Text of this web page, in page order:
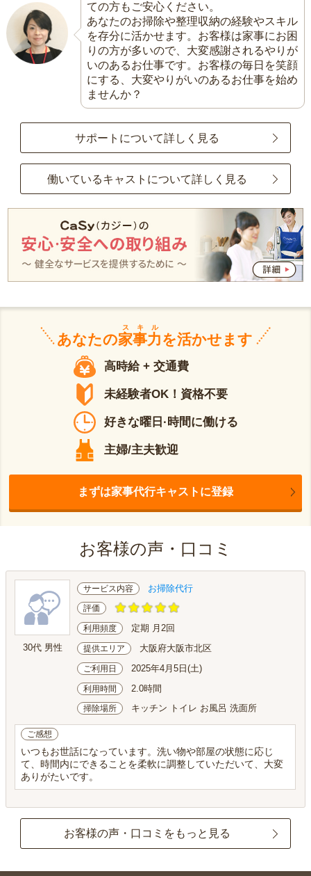
ての方もご安心ください。
あなたのお掃除や整理収納の経験やスキル
を存分に活かせます。お客様は家事にお困
りの方が多いので、大変感謝されるやりが
いのあるお仕事です。お客様の毎日を笑顔
にする、大変やりがいのあるお仕事を始め
ませんか？
サポートについて詳しく見る
働いているキャストについて詳しく見る
あなたの家事力
スキル
を活かせます
高時給 + 交通費
未経験者OK！資格不要
好きな曜日·時間に働ける
主婦/主夫歓迎
まずは家事代行キャストに登録
お客様の声・口コミ
30代 男性
サービス内容 お掃除代行
評価
利用頻度 定期 月2回
提供エリア 大阪府大阪市北区
ご利用日 2025年4月5日(土)
利用時間 2.0時間
掃除場所 キッチン トイレ お風呂 洗面所
ご感想
いつもお世話になっています。洗い物や部屋の状態に応じ
て、時間内にできることを柔軟に調整していただいて、大変
ありがたいです。
お客様の声・口コミをもっと見る